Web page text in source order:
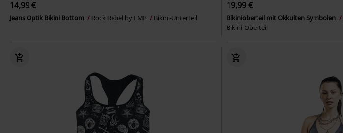
14,99 €
Jeans Optik Bikini Bottom Rock Rebel by EMP Bikini-Unterteil
19,99 €
Bikinioberteil mit Okkulten Symbolen
Bikini-Oberteil